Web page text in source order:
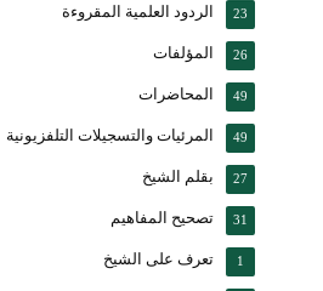
الردود العلمية المقروءة 23
المؤلفات 26
المحاضرات 49
المرئيات والتسجيلات التلفزيونية 49
بقلم الشيخ 27
تصحيح المفاهيم 31
تعرف على الشيخ 1